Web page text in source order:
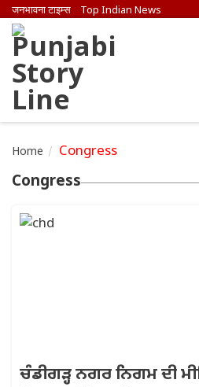
जनभावना टाइम्स Top Indian News
Home Congress
Congress
ਚੰਡੀਗੜ੍ਹ ਨਗਰ ਨਿਗਮ ਦੀ